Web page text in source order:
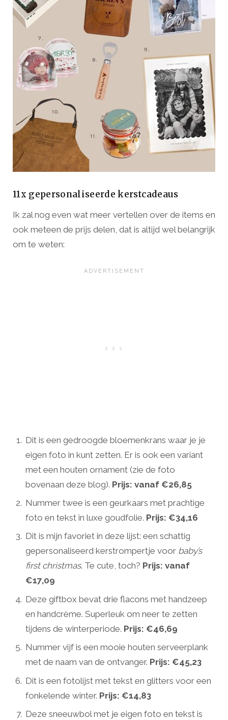
11x gepersonaliseerde kerstcadeaus
Ik zal nog even wat meer vertellen over de items en
ook meteen de prijs delen, dat is altijd wel belangrijk
om te weten:
Dit is een gedroogde bloemenkrans waar je je
eigen foto in kunt zetten. Er is ook een variant
met een houten ornament (zie de foto
bovenaan deze blog). Prijs: vanaf €26,85
Nummer twee is een geurkaars met prachtige
foto en tekst in luxe goudfolie. Prijs: €34,16
Dit is mijn favoriet in deze lijst: een schattig
gepersonaliseerd kerstrompertje voor baby’s
first christmas. Te cute, toch? Prijs: vanaf
€17,09
Deze giftbox bevat drie flacons met handzeep
en handcrème. Superleuk om neer te zetten
tijdens de winterperiode. Prijs: €46,69
Nummer vijf is een mooie houten serveerplank
met de naam van de ontvanger. Prijs: €45,23
Dit is een fotolijst met tekst en glitters voor een
fonkelende winter. Prijs: €14,83
Deze sneeuwbol met je eigen foto en tekst is